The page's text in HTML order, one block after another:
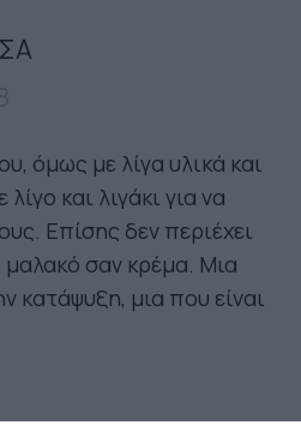
όμως με λίγα υλικά και
και λιγάκι για να
Eπίσης δεν περιέχει
μαλακό σαν κρέμα. Μια
κατάψυξη, μια που είναι